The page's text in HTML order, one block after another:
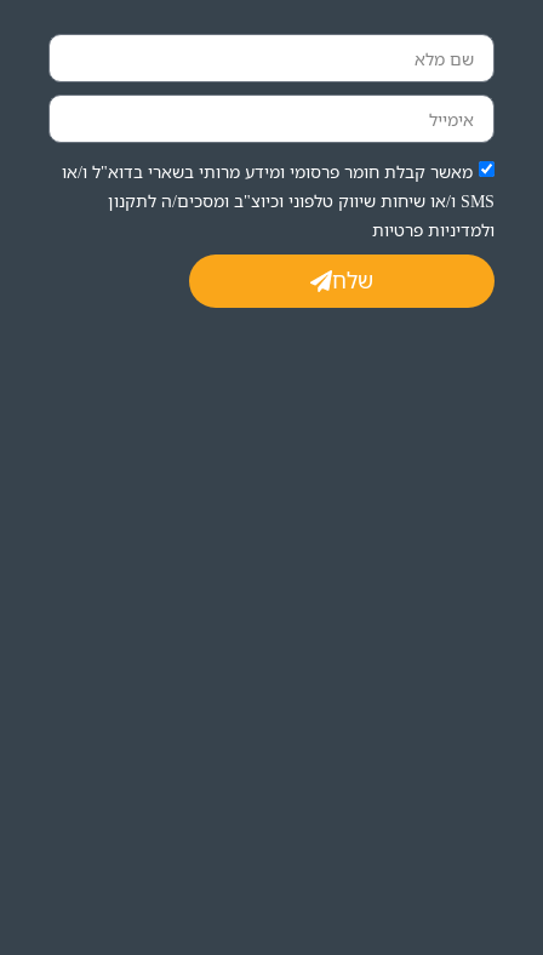
מאשר קבלת חומר פרסומי ומידע מרותי בשארי בדוא"ל ו/או
SMS ו/או שיחות שיווק טלפוני וכיוצ"ב ומסכים/ה לתקנון
ולמדיניות פרטיות
שלח